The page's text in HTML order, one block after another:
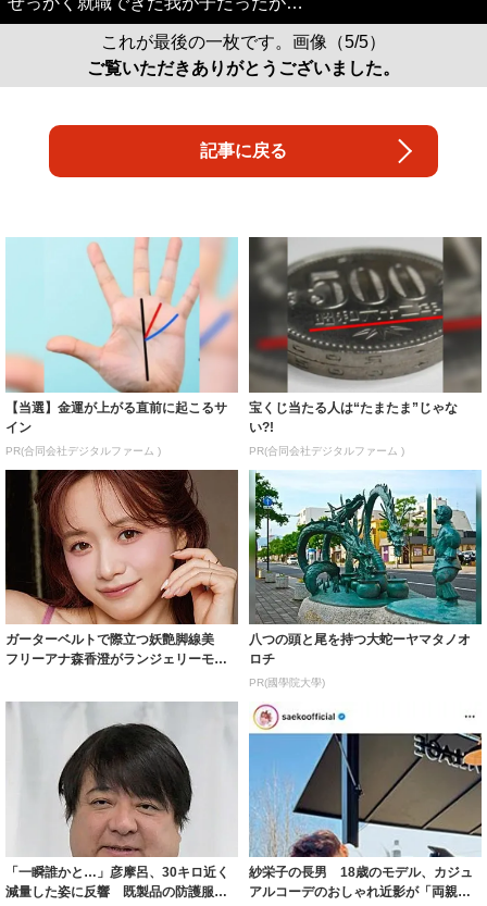
これが最後の一枚です。画像（5/5）
ご覧いただきありがとうございました。
記事に戻る
【当選】金運が上がる直前に起こるサ
イン
PR(合同会社デジタルファーム )
宝くじ当たる人は“たまたま”じゃな
い?!
PR(合同会社デジタルファーム )
ガーターベルトで際立つ妖艶脚線美
フリーアナ森香澄がランジェリーモデ
八つの頭と尾を持つ大蛇ーヤマタノオ
ロチ
PR(國學院大學)
「一瞬誰かと…」彦摩呂、30キロ近く
減量した姿に反響 既製品の防護服が
紗栄子の長男 18歳のモデル、カジュ
アルコーデのおしゃれ近影が「両親の